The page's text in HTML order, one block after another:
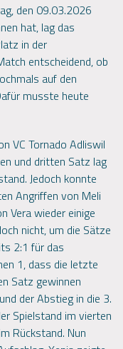
den 09.03.2026
hat, lag das
in der
entscheidend, ob
auf den
musste heute
VC Tornado Adliswil
und dritten Satz lag
Jedoch konnte
Angriffen von Meli
Vera wieder einige
nicht, um die Sätze
2:1 für das
1, dass die letzte
Satz gewinnen
der Abstieg in die 3.
Spielstand im vierten
Rückstand. Nun